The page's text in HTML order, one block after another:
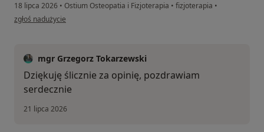
18 lipca 2026 • Ostium Osteopatia i Fizjoterapia • fizjoterapia •
w opinii użytkownika Masumi
zgłoś nadużycie
mgr Grzegorz Tokarzewski
Dziękuję ślicznie za opinię, pozdrawiam
serdecznie
21 lipca 2026